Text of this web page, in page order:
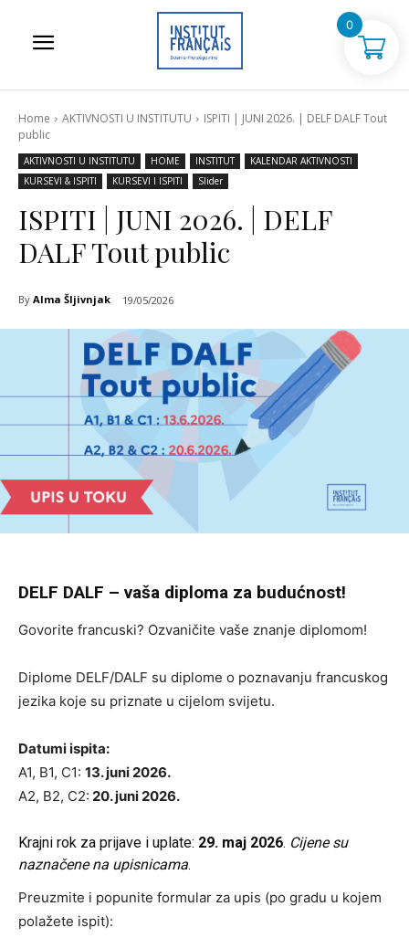
Home AKTIVNOSTI U INSTITUTU
ISPITI | JUNI 2026. | DELF DALF Tout
public
AKTIVNOSTI U INSTITUTU HOME INSTITUT
KALENDAR AKTIVNOSTI
KURSEVI & ISPITI
KURSEVI I ISPITI Slider
ISPITI | JUNI 2026. | DELF
DALF Tout public
By Alma Šljivnjak 19/05/2026
DELF DALF – vaša diploma za budućnost!
Govorite francuski? Ozvaničite vaše znanje diplomom!
Diplome DELF/DALF su diplome o poznavanju francuskog
jezika koje su priznate u cijelom svijetu.
Datumi ispita:
A1, B1, C1: 13. juni 2026.
A2, B2, C2: 20. juni 2026.
Krajni rok za prijave i uplate: 29. maj 2026. Cijene su
naznačene na upisnicama.
Preuzmite i popunite formular za upis (po gradu u kojem
polažete ispit):
0